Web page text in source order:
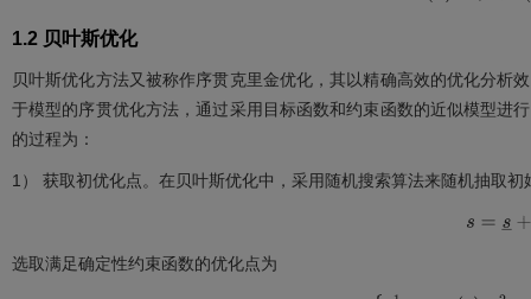
1.2 贝叶斯优化
贝叶斯优化方法又被称作序贯克里金优化，其以精确高效的优化分析
于模型的序贯优化方法，通过采用目标函数和约束函数的近似模型进
的过程为：
1） 获取初优化点。在贝叶斯优化中，采用随机搜索算法来随机抽取初
s =s+(s ¯-
选取满足确定性约束函数的优化点为